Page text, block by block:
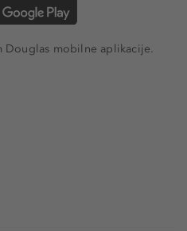
mobilne aplikacije.